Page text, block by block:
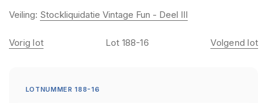
Veiling: Stockliquidatie Vintage Fun - Deel III
Vorig lot Lot 188-16 Volgend lot
LOTNUMMER 188-16